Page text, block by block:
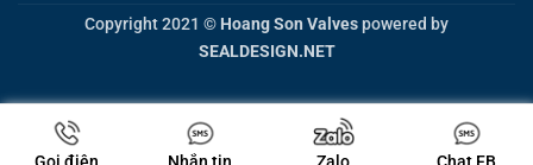
Copyright 2021 © Hoang Son Valvespowered by
SEALDESIGN.NET